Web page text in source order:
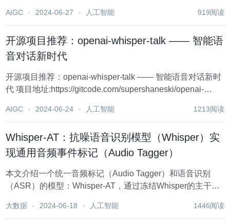
了解：https://top.aibase.com/ 1、Claude推类GPTs功能P...
AIGC 2024-06-27 人工智能 919阅读
开源项目推荐：openai-whisper-talk —— 智能语
音对话新时代
开源项目推荐：openai-whisper-talk —— 智能语音对话新时
代 项目地址:https://gitcode.com/supershaneski/openai-
在升起——op...
AIGC 2024-06-24 人工智能 1213阅读
Whisper-AT：抗噪语音识别模型（Whisper）实
现通用音频事件标记（Audio Tagger）
本文介绍一个统一音频标记（Audio Tagger）和语音识别
（ASR）的模型：Whisper-AT，通过冻结Whisper的主干，
额外计算成本不到1%的情况下，可以在单次前向传递...
大数据 2024-06-18 人工智能 1446阅读